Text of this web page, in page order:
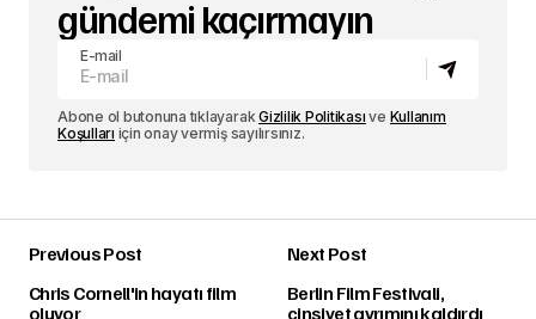
gündemi kaçırmayın
E-mail
Abone ol butonuna tıklayarakGizlilik Politikası ve Kullanım
Koşulları için onay vermiş sayılırsınız.
Previous Post
Chris Cornell'in hayatı film
oluyor
Next Post
Berlin Film Festivali,
cinsiyet ayrımını kaldırdı